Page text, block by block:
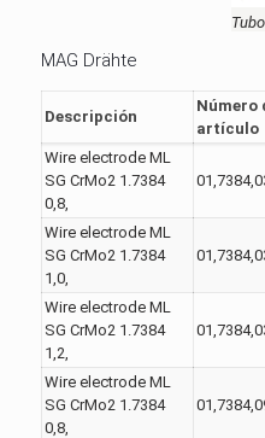
MAG Drähte
Descripción
Número
artículo
Wire electrode ML
SG CrMo2 1.7384
0,8,
Wire electrode ML
SG CrMo2 1.7384
1,0,
Wire electrode ML
SG CrMo2 1.7384
1,2,
Wire electrode ML
SG CrMo2 1.7384
0,8,